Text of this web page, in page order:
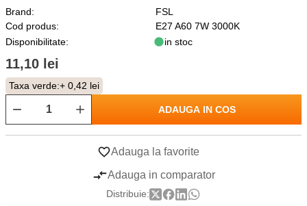
Brand:
FSL
Cod produs:
E27 A60 7W 3000K
Disponibilitate:
in stoc
11,10 lei
Taxa verde:+ 0,42 lei
ADAUGA IN COS
Adauga la favorite
Adauga in comparator
Distribuie: